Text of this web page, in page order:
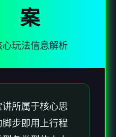
案
心玩法信息解析
所属于核心思
步即用上行程